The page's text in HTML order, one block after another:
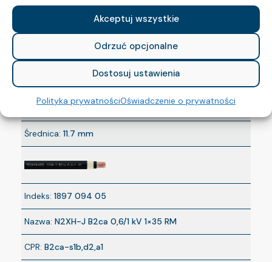
Akceptuj wszystkie
Odrzuć opcjonalne
Dostosuj ustawienia
Polityka prywatnościOświadczenie o prywatności
Indeks:1897 093 05
Nazwa:N2XH-J B2ca 0,6/1 kV 1×25 RM
CPR:B2ca-s1b,d2,a1
Napięcie:0,6/1 kV
Średnica: 11.7 mm
Indeks: 1897 094 05
Nazwa: N2XH-J B2ca 0,6/1 kV 1×35 RM
CPR: B2ca-s1b,d2,a1